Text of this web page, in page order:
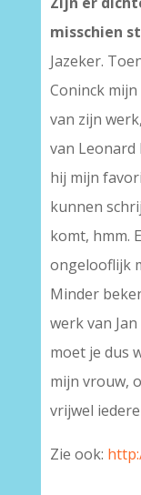
misschien
Jazeker.
Coninck
van zijn
van Leonard
hij mijn
kunnen
komt, hmm.
ongelooflijk
Minder
werk van
moet je dus
mijn vrouw,
vrijwel
Zie ook: